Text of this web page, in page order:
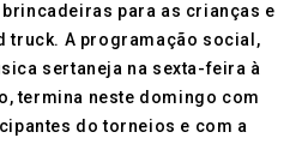
para as crianças e
truck. A programação social,
sertaneja na sexta-feira à
termina neste domingo com
do torneios e com a